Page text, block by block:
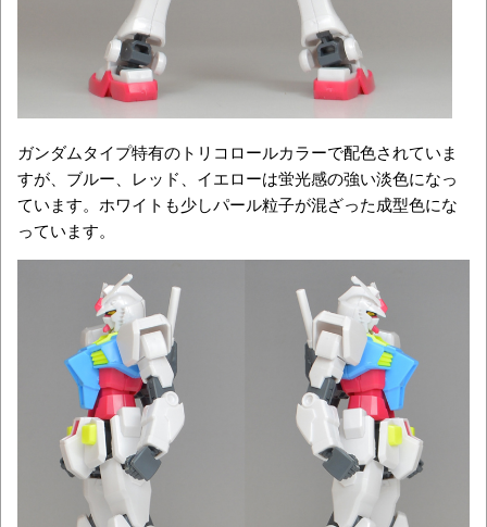
ガンダムタイプ特有のトリコロールカラーで配色されていま
すが、ブルー、レッド、イエローは蛍光感の強い淡色になっ
ています。ホワイトも少しパール粒子が混ざった成型色にな
っています。